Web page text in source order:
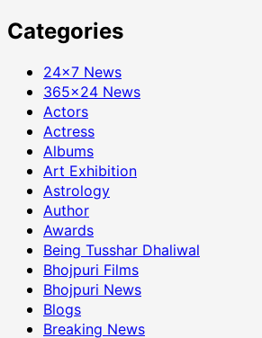
Categories
24×7 News
365×24 News
Actors
Actress
Albums
Art Exhibition
Astrology
Author
Awards
Being Tusshar Dhaliwal
Bhojpuri Films
Bhojpuri News
Blogs
Breaking News